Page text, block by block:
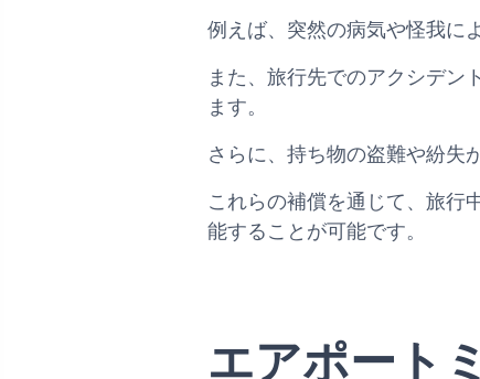
例えば、突然の病気や怪我に
また、旅行先でのアクシデン
ます。
さらに、持ち物の盗難や紛失
これらの補償を通じて、旅行
能することが可能です。
エアポート